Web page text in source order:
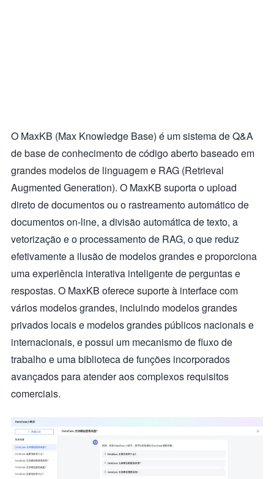
O MaxKB (Max Knowledge Base) é um sistema de Q&A
de base de conhecimento de código aberto baseado em
grandes modelos de linguagem e RAG (Retrieval
Augmented Generation). O MaxKB suporta o upload
direto de documentos ou o rastreamento automático de
documentos on-line, a divisão automática de texto, a
vetorização e o processamento de RAG, o que reduz
efetivamente a ilusão de modelos grandes e proporciona
uma experiência interativa inteligente de perguntas e
respostas. O MaxKB oferece suporte à interface com
vários modelos grandes, incluindo modelos grandes
privados locais e modelos grandes públicos nacionais e
internacionais, e possui um mecanismo de fluxo de
trabalho e uma biblioteca de funções incorporados
avançados para atender aos complexos requisitos
comerciais.